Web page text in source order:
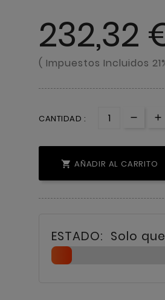
232,32
( Impuestos Incluidos
CANTIDAD :
 AÑADIR AL CARRITO
Solo